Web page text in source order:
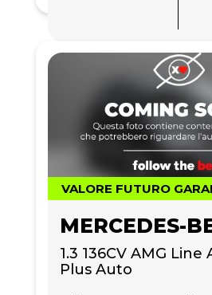
VALORE FUTURO
1.3 136CV AMG Line
Plus Auto